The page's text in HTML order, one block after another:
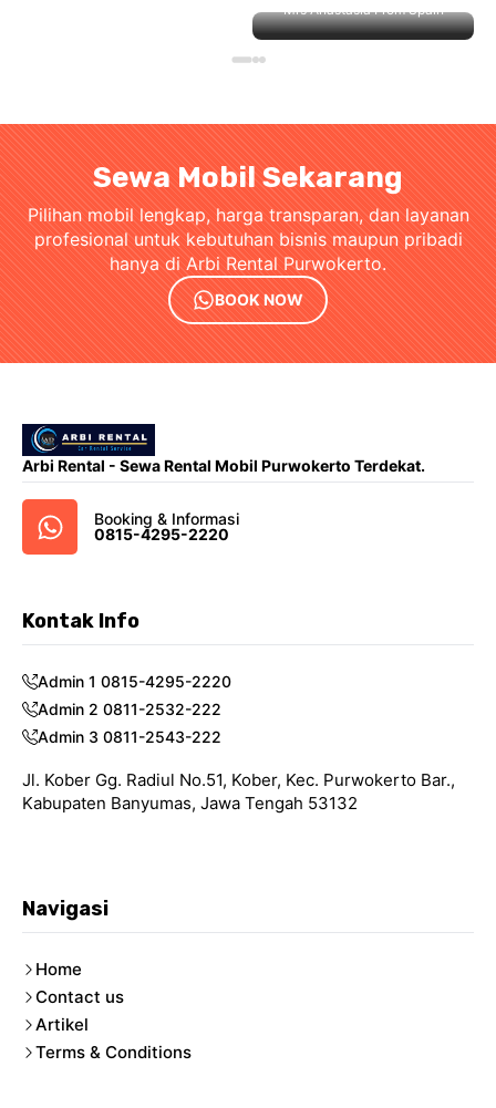
Mrs Anastasia From Spain
Sewa Mobil Sekarang
Pilihan mobil lengkap, harga transparan, dan layanan
profesional untuk kebutuhan bisnis maupun pribadi
hanya di Arbi Rental Purwokerto.
BOOK NOW
Arbi Rental - Sewa Rental Mobil Purwokerto Terdekat.
Booking & Informasi
0815-4295-2220
Kontak Info
Admin 1 0815-4295-2220
Admin 2 0811-2532-222
Admin 3 0811-2543-222
Jl. Kober Gg. Radiul No.51, Kober, Kec. Purwokerto Bar.,
Kabupaten Banyumas, Jawa Tengah 53132
Navigasi
Home
Contact us
Artikel
Terms & Conditions